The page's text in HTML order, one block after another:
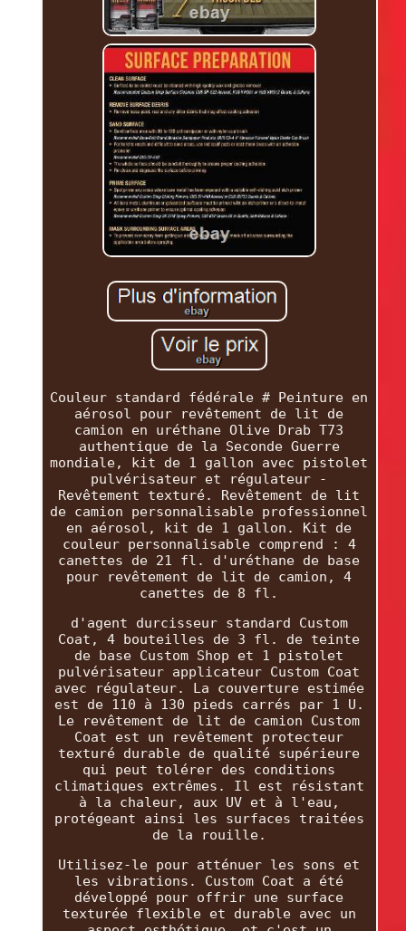
Couleur standard fédérale # Peinture en
aérosol pour revêtement de lit de
camion en uréthane Olive Drab T73
authentique de la Seconde Guerre
mondiale, kit de 1 gallon avec pistolet
pulvérisateur et régulateur -
Revêtement texturé. Revêtement de lit
de camion personnalisable professionnel
en aérosol, kit de 1 gallon. Kit de
couleur personnalisable comprend : 4
canettes de 21 fl. d'uréthane de base
pour revêtement de lit de camion, 4
canettes de 8 fl.
d'agent durcisseur standard Custom
Coat, 4 bouteilles de 3 fl. de teinte
de base Custom Shop et 1 pistolet
pulvérisateur applicateur Custom Coat
avec régulateur. La couverture estimée
est de 110 à 130 pieds carrés par 1 U.
Le revêtement de lit de camion Custom
Coat est un revêtement protecteur
texturé durable de qualité supérieure
qui peut tolérer des conditions
climatiques extrêmes. Il est résistant
à la chaleur, aux UV et à l'eau,
protégeant ainsi les surfaces traitées
de la rouille.
Utilisez-le pour atténuer les sons et
les vibrations. Custom Coat a été
développé pour offrir une surface
texturée flexible et durable avec un